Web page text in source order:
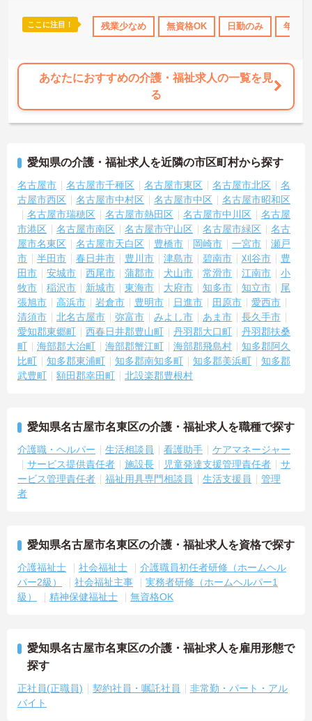
日勤のみ 年間休日110日以上 資格取得サポート 研修制
毎月のコンディションチェックなどフォロー体制も手厚く、腰を据
えて長く活躍していただけます。
【上場グループの手厚い待遇と福利厚生】
・お子様の成長に合わせて最大130万円のライフイベント手当があり
・退職金制度や65歳定年制など長期就業を支える制度が充実してい
ます
【身体負担を抑えた安心の就業環境】
・夜勤のないデイサービスで生活リズムを崩さずに勤務できます
・浴室にはリフト設備が完備されており身体への負担を軽減してい
ます
・送迎車両には衝突防止装置やカーナビが搭載されており運転も安
心です
【明確な評価制度と手厚いサポート体制】
・独自の社内認定資格制度がありスキルアップが評価に直結します
・明確な人事評価基準に基づき副所長や所長へのキャリアパスがあ
ります
・入社後のOJTや毎月のコンディションチェックなどサポートが手
厚いです
ここに注目！ 残業少なめ 無資格OK 日勤のみ 年間
あなたにおすすめの介護・福祉求人の一覧を見
る
愛知県の介護・福祉求人を近隣の市区町村から探す
名古屋市 名古屋市千種区 名古屋市東区 名古屋市北区
名
古屋市西区
名古屋市中村区 名古屋市中区
名古屋市昭和区
名古屋市瑞穂区
名古屋市熱田区 名古屋市中川区
名古屋
市港区
名古屋市南区 名古屋市守山区 名古屋市緑区
名古
屋市名東区
名古屋市天白区 豊橋市 岡崎市 一宮市
瀬戸
市
半田市 春日井市 豊川市 津島市 碧南市 刈谷市
豊
田市
安城市 西尾市 蒲郡市 犬山市 常滑市 江南市
小
牧市
稲沢市 新城市 東海市 大府市 知多市 知立市
尾
張旭市
高浜市 岩倉市 豊明市 日進市 田原市
愛西市
清須市
北名古屋市 弥富市 みよし市 あま市
長久手市
愛知郡東郷町
西春日井郡豊山町 丹羽郡大口町
丹羽郡扶桑
町
海部郡大治町 海部郡蟹江町 海部郡飛島村
知多郡阿久
比町
知多郡東浦町 知多郡南知多町 知多郡美浜町
知多郡
武豊町
額田郡幸田町 北設楽郡豊根村
愛知県名古屋市名東区の介護・福祉求人を職種で探す
介護職・ヘルパー 生活相談員 看護助手
ケアマネージャー
サービス提供責任者
施設長 児童発達支援管理責任者
サ
ービス管理責任者
福祉用具専門相談員 生活支援員
管理
者
愛知県名古屋市名東区の介護・福祉求人を資格で探す
介護福祉士 社会福祉士
介護職員初任者研修（ホームヘル
パー2級）
社会福祉主事
実務者研修（ホームヘルパー1
級）
精神保健福祉士 無資格OK
愛知県名古屋市名東区の介護・福祉求人を雇用形態で
探す
正社員(正職員) 契約社員・嘱託社員
非常勤・パート・アル
バイト